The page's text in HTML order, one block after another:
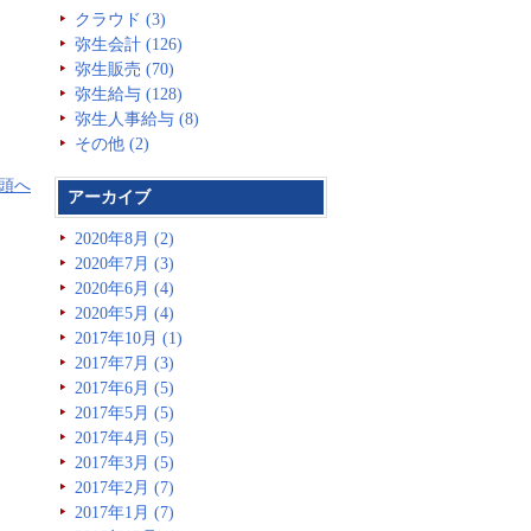
へ
クラウド (3)
弥生会計 (126)
弥生販売 (70)
弥生給与 (128)
弥生人事給与 (8)
その他 (2)
アーカイブ
2020年8月 (2)
2020年7月 (3)
2020年6月 (4)
2020年5月 (4)
2017年10月 (1)
2017年7月 (3)
2017年6月 (5)
2017年5月 (5)
2017年4月 (5)
2017年3月 (5)
2017年2月 (7)
2017年1月 (7)